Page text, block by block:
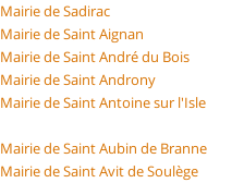
Mairie de Sadirac
Mairie de Saint Aignan
Mairie de Saint André du Bois
Mairie de Saint Androny
Mairie de Saint Antoine sur l'Isle
Mairie de Saint Aubin de Branne
Mairie de Saint Avit de Soulège